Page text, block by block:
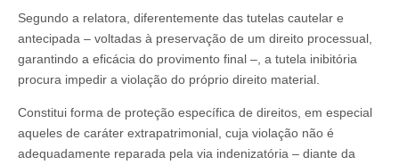
Segundo a relatora, diferentemente das tutelas cautelar e
antecipada – voltadas à preservação de um direito processual,
garantindo a eficácia do provimento final –, a tutela inibitória
procura impedir a violação do próprio direito material.
Constitui forma de proteção específica de direitos, em especial
aqueles de caráter extrapatrimonial, cuja violação não é
adequadamente reparada pela via indenizatória – diante da